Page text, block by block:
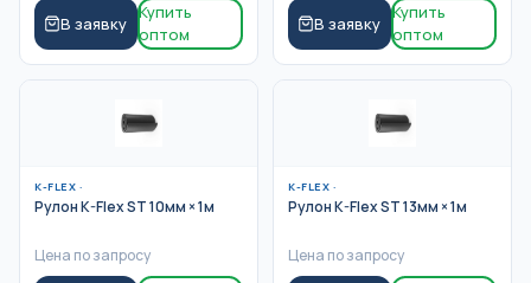
В заявку
Купить
оптом
В заявку
Купить
оптом
K-FLEX ·
Рулон K-Flex ST 10мм × 1м
Цена по запросу
K-FLEX ·
Рулон K-Flex ST 13мм × 1м
Цена по запросу